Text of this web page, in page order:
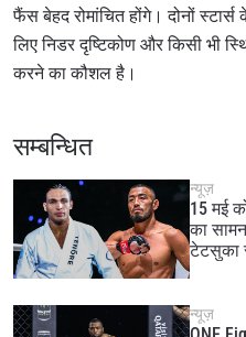
फैंस बेहद रोमांचित होंगे। दोनों
लिए निडर दृष्टिकोण और किसी भी
करने का कौशल है।
सम्बन्धित
न्यूज़
15 मई
का
टेटसुका
न्यूज़